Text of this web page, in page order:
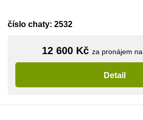
číslo chaty: 2532
12 600 Kč za pronájem
Detail